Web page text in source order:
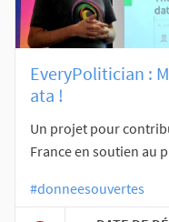
EveryPolitician :
ata !
Un projet pour
France en soutien au
#donneesouvertes